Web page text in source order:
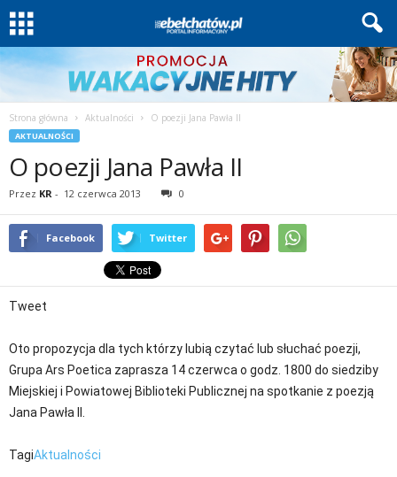
Strona główna Aktualności O poezji Jana Pawła II
AKTUALNOŚCI
O poezji Jana Pawła II
Przez KR - 12 czerwca 2013 0
Facebook Twitter
Tweet
Oto propozycja dla tych którzy lubią czytać lub słuchać poezji,
Grupa Ars Poetica zaprasza 14 czerwca o godz. 1800 do siedziby
Miejskiej i Powiatowej Biblioteki Publicznej na spotkanie z poezją
Jana Pawła II.
TagiAktualności